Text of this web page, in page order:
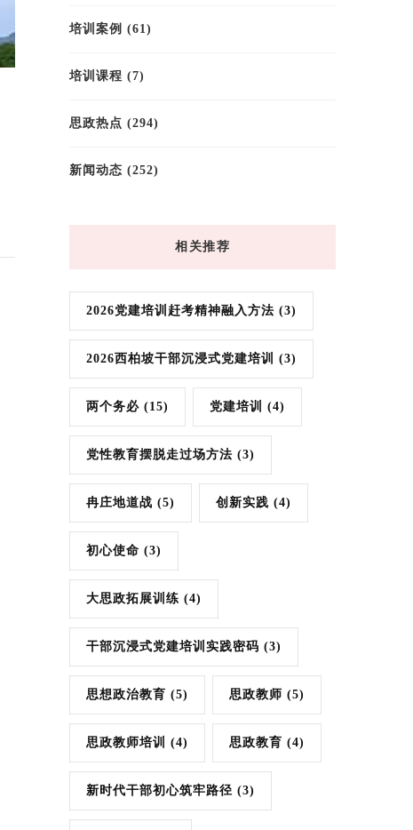
培训案例 (61)
培训课程 (7)
思政热点 (294)
新闻动态 (252)
相关推荐
2026党建培训赶考精神融入方法 (3)
2026西柏坡干部沉浸式党建培训 (3)
两个务必 (15) 党建培训 (4)
党性教育摆脱走过场方法 (3)
冉庄地道战 (5) 创新实践 (4)
初心使命 (3)
大思政拓展训练 (4)
干部沉浸式党建培训实践密码 (3)
思想政治教育 (5) 思政教师 (5)
思政教师培训 (4) 思政教育 (4)
新时代干部初心筑牢路径 (3)